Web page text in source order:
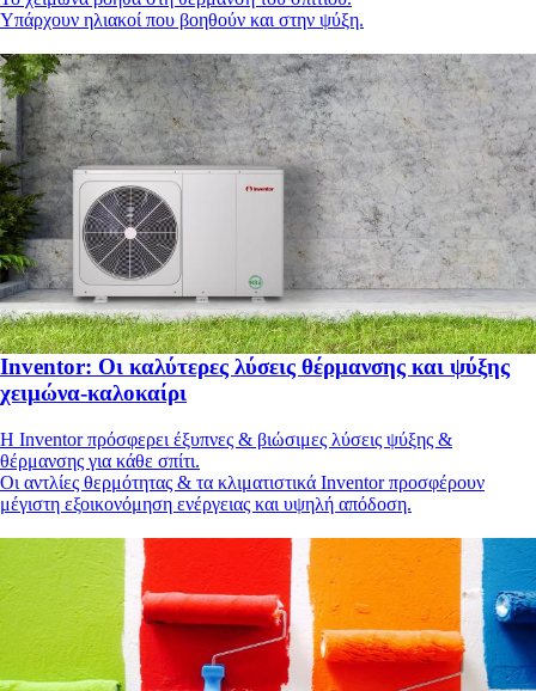
Υπάρχουν ηλιακοί που βοηθούν και στην ψύξη.
Inventor: Οι καλύτερες λύσεις θέρμανσης και ψύξης
χειμώνα-καλοκαίρι
H Inventor πρόσφερει έξυπνες & βιώσιμες λύσεις ψύξης &
θέρμανσης για κάθε σπίτι.
Οι αντλίες θερμότητας & τα κλιματιστικά Inventor προσφέρουν
μέγιστη εξοικονόμηση ενέργειας και υψηλή απόδοση.